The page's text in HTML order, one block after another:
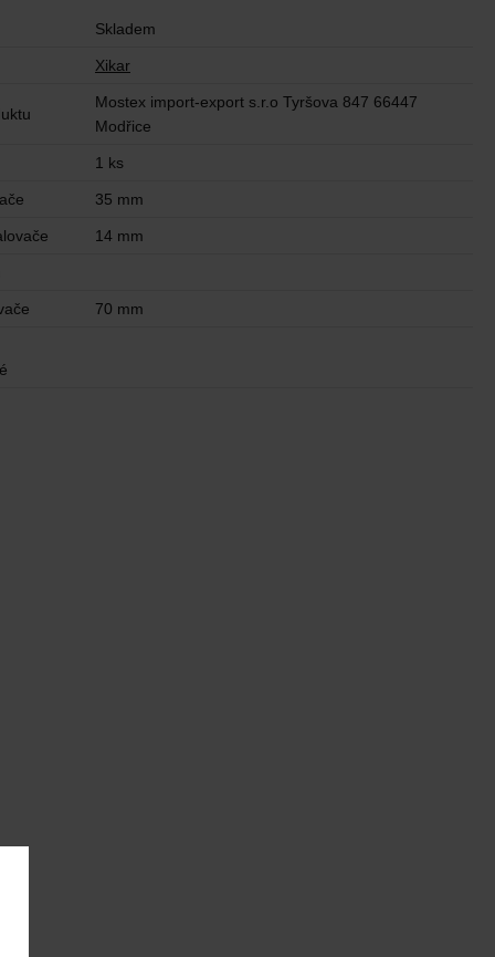
Skladem
Xikar
Mostex import-export s.r.o Tyršova 847 66447
Modřice
1 ks
35 mm
14 mm
70 mm